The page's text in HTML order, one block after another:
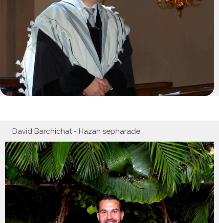
David Barchichat - Hazan sepharade